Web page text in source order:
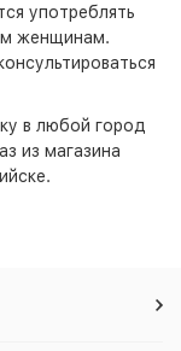
употреблять
женщинам.
в любой город
из магазина